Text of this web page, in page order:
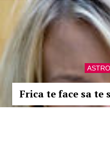
Frica te face sa